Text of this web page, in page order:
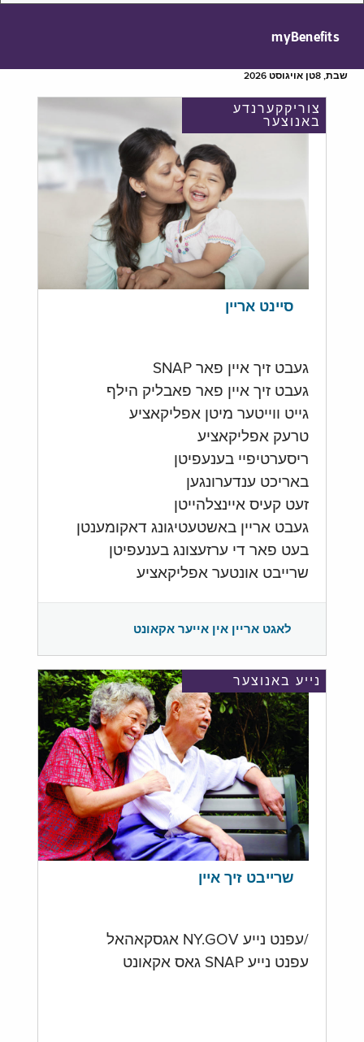
myBenefits
שבת, 8טן אויגוסט 2026
צוריקקערנדע
באנוצער
סיינט אריין
געבט זיך איין פאר SNAP
געבט זיך איין פאר פאבליק הילף
גייט ווייטער מיטן אפליקאציע
טרעק אפליקאציע
ריסערטיפיי בענעפיטן
באריכט ענדערונגען
זעט קעיס איינצלהייטן
געבט אריין באשטעטיגונג דאקומענטן
בעט פאר די ערזעצונג בענעפיטן
שרייבט אונטער אפליקאציע
לאגט אריין אין אייער אקאונט
נייע באנוצער
שרייבט זיך איין
/עפנט נייע NY.GOV אגסקאהאל
עפנט נייע SNAP גאס אקאונט